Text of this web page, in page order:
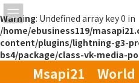
Warning: Undefined array key 0 in
/home/ebusiness119/
content/plugins/lightning-g3-
bs4/package/class-vk-media-
Msapi21